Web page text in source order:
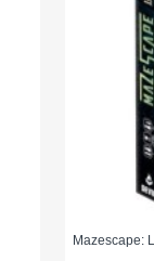
Mazescape: